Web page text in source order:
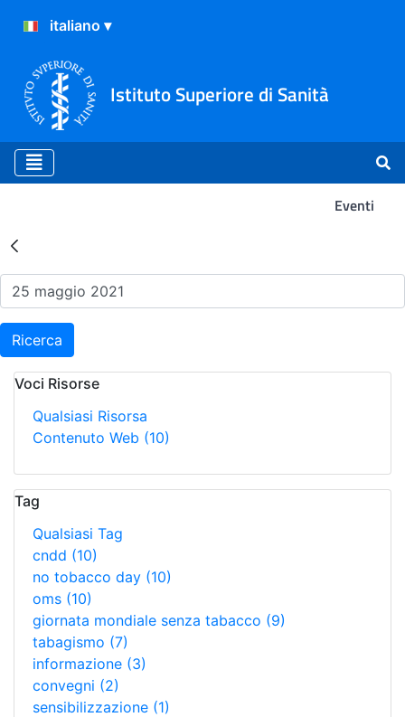
Istituto Superiore di Sanità
Eventi
Risultati della Ricerca -
Ricerca
Voci Risorse
Qualsiasi Risorsa
Contenuto Web (10)
Tag
Qualsiasi Tag
cndd (10)
no tobacco day (10)
oms (10)
giornata mondiale senza tabacco (9)
tabagismo (7)
informazione (3)
convegni (2)
sensibilizzazione (1)